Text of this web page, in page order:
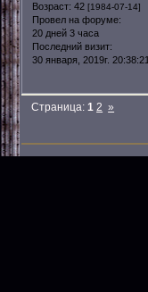
Возраст: 42 [1984-07-14]
Провел на форуме:
20 дней 3 часа
Последний визит:
30 января, 2019г. 20:38:21
Страница:1 2 »